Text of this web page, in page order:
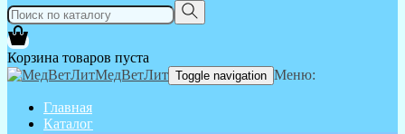
Корзина товаров пуста
МедВетЛит Toggle navigation Меню:
Главная
Каталог